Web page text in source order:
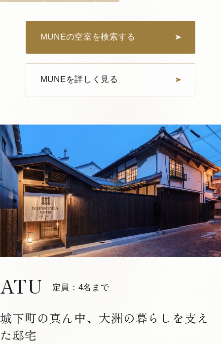
雅なバスタイム
ライトアップされた大洲城を眺めながらのバスタイ
ムや、ドリンクを楽しむ贅沢なひとときをお過ごし
ください。
MUNEの空室を検索する
MUNEを詳しく見る
ATU 定員：4名まで
城下町の真ん中、大洲の暮らしを支え
た邸宅
1 4
OKI 204定員：2名まで
VMGグランド 中庭が見える
檜風呂
お部屋お任せ
詳しく見る 空室確認・ご予約